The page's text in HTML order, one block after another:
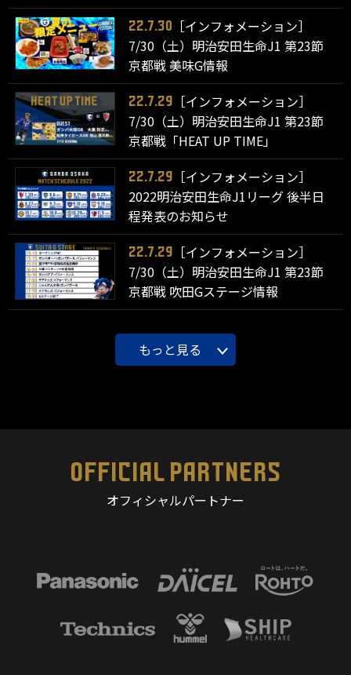
22.7.30
［インフォメーション］
7/30（土）明治安田生命J1 第23節
京都戦 美味G情報
22.7.29
［インフォメーション］
7/30（土）明治安田生命J1 第23節
京都戦「HEAT UP TIME」
22.7.29
［インフォメーション］
2022明治安田生命J1リーグ 後半日
程発表のお知らせ
22.7.29
［インフォメーション］
7/30（土）明治安田生命J1 第23節
京都戦 吹田Gステージ情報
もっと見る
OFFICIAL PARTNERS
オフィシャルパートナー